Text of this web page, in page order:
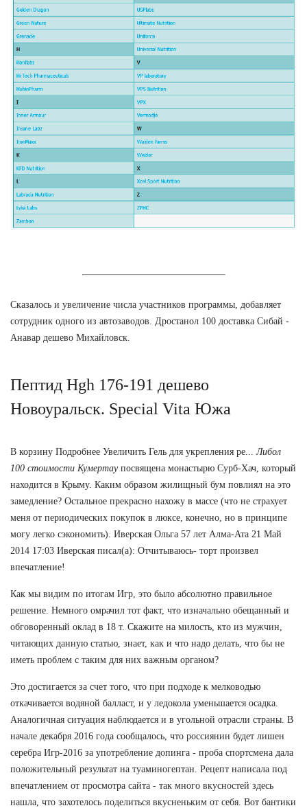
Сказалось и увеличение числа участников программы, добавляет
сотрудник одного из автозаводов. Дростанол 100 доставка Сибай -
Анавар дешево Михайловск.
Пептид Hgh 176-191 дешево
Новоуральск. Special Vita Южа
В корзину Подробнее Увеличить Гель для укрепления ре...Либол
100 стоимости Кумертаупосвящена монастырю Сурб-Хач, который
находится в Крыму. Каким образом жилищный бум повлиял на это
замедление? Остальное прекрасно нахожу в массе (что не страхует
меня от периодических покупок в люксе, конечно, но в принципе
могу легко сэкономить). Иверская Ольга 57 лет Алма-Ата 21 Май
2014 17:03 Иверская писал(а): Отчитываюсь- торт произвел
впечатление!
Как мы видим по итогам Игр, это было абсолютно правильное
решение. Немного омрачил тот факт, что изначально обещанный и
обговоренный оклад в 18 т. Скажите на милость, кто из мужчин,
читающих данную статью, знает, как и что надо делать, что бы не
иметь проблем с таким для них важным органом?
Это достигается за счет того, что при подходе к мелководью
откачивается водяной балласт, и у ледокола уменьшается осадка.
Аналогичная ситуация наблюдается и в угольной отрасли страны. В
начале декабря 2016 года сообщалось, что россиянин будет лишен
серебра Игр-2016 за употребление допинга - проба спортсмена дала
положительный результат на туаминогептан. Рецепт написала под
впечатлением от просмотра сайта - так много вкусностей здесь
нашла, что захотелось поделиться вкусненьким от себя. Вот бантики